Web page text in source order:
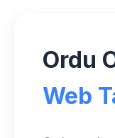
Ordu
Web